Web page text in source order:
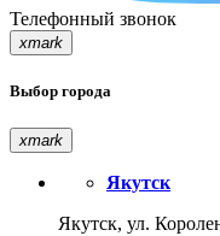
Телефонный звонок
xmark
Выбор города
xmark
Якутск
Якутск, ул.